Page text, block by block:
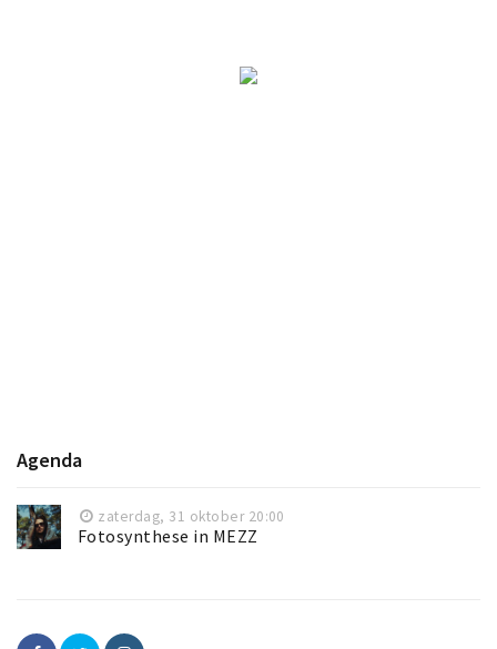
Agenda
zaterdag, 31 oktober 20:00
Fotosynthese in MEZZ